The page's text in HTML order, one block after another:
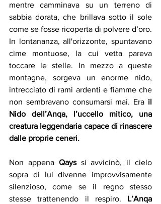
mentre camminava su un terreno di
sabbia dorata, che brillava sotto il sole
come se fosse ricoperta di polvere d’oro.
In lontananza, all'orizzonte, spuntavano
cime montuose, la cui vetta pareva
toccare le stelle. In mezzo a queste
montagne, sorgeva un enorme nido,
intrecciato di rami ardenti e fiamme che
non sembravano consumarsi mai. Era il
Nido dell’Anqa, l’uccello mitico, una
creatura leggendaria capace di rinascere
dalle proprie ceneri.
Non appena Qays si avvicinò, il cielo
sopra di lui divenne improvvisamente
silenzioso, come se il regno stesso
stesse trattenendo il respiro. L’Anqa